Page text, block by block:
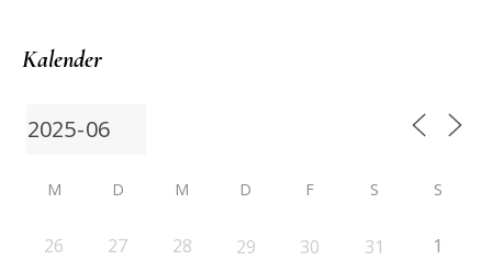
Kalender
M D M D F S S
26 27 28 29 30 31 1